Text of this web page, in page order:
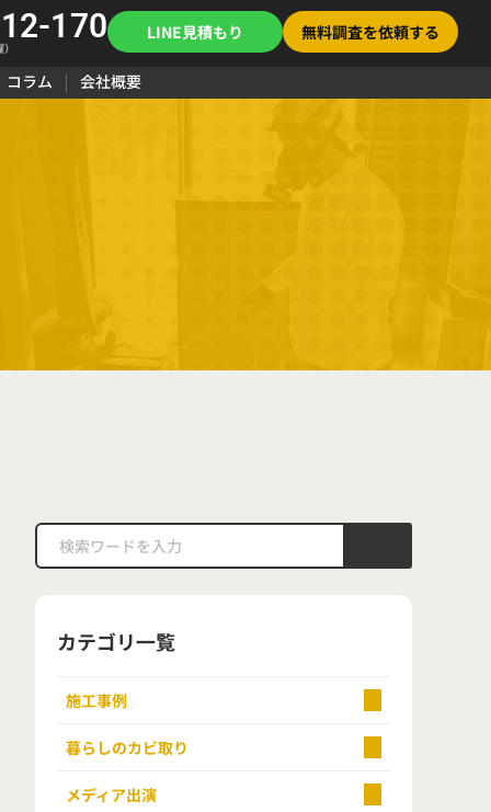
170 LINE見積もり 無料調査を依頼する
コラム 会社概要
カテゴリ一覧
施工事例
暮らしのカビ取り
メディア出演